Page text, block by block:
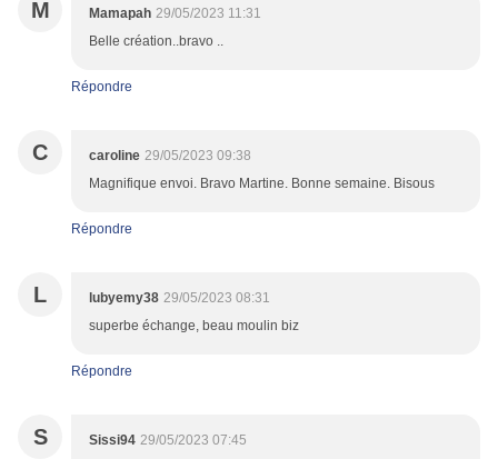
M Mamapah 29/05/2023 11:31
Belle création..bravo ..
Répondre
C caroline 29/05/2023 09:38
Magnifique envoi. Bravo Martine. Bonne semaine. Bisous
Répondre
L lubyemy38 29/05/2023 08:31
superbe échange, beau moulin biz
Répondre
S Sissi94 29/05/2023 07:45